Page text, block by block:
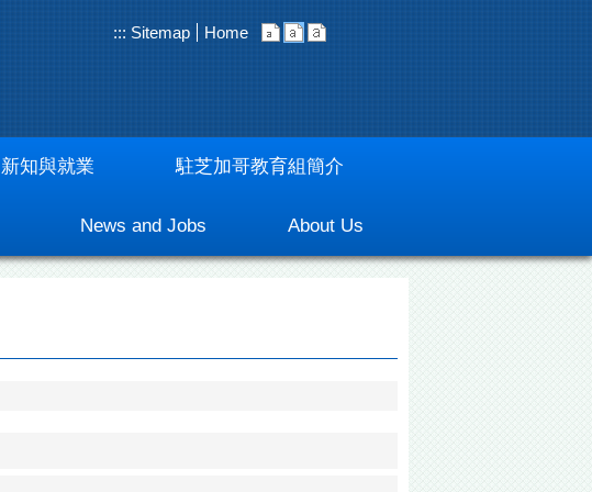
::: Sitemap Home
新知與就業 駐芝加哥教育組簡介
News and Jobs About Us